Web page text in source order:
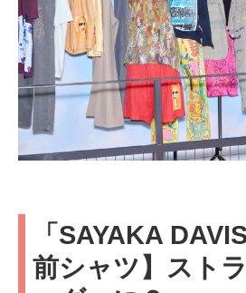
「SAYAKA
前シャツ】スト